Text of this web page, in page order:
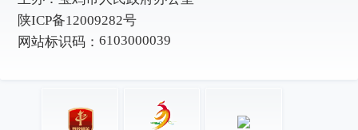
陕ICP备12009282号
网站标识码： 6103000039